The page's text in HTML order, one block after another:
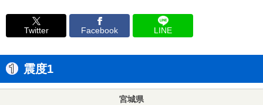
Twitter Facebook LINE
震度1
宮城県